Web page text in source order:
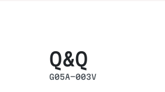
Q&Q
G05A-003V